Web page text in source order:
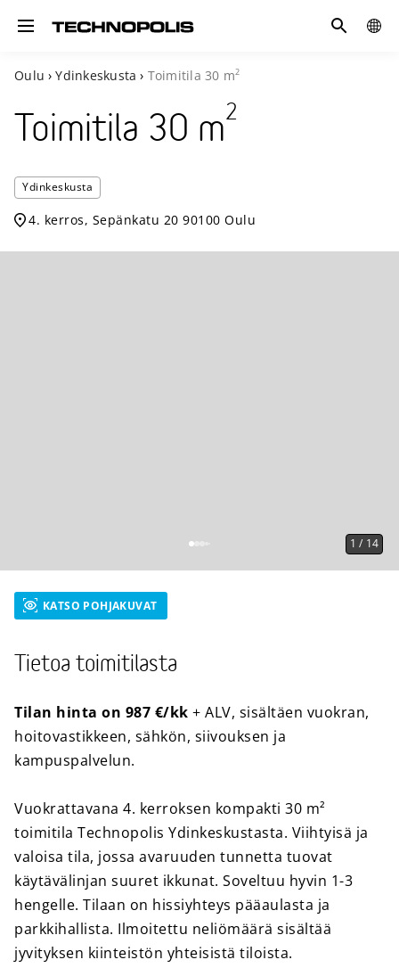
Toggle navigation
Hae
Oulu › Ydinkeskusta › Toimitila 30 m2
Toimitila 30 m2
Ydinkeskusta
4. kerros, Sepänkatu 20 90100 Oulu
1 / 14
KATSO POHJAKUVAT
Tietoa toimitilasta
Tilan hinta on 987 €/kk + ALV, sisältäen vuokran,
hoitovastikkeen, sähkön, siivouksen ja
kampuspalvelun.
Vuokrattavana 4. kerroksen kompakti 30 m²
toimitila Technopolis Ydinkeskustasta. Viihtyisä ja
valoisa tila, jossa avaruuden tunnetta tuovat
käytävälinjan suuret ikkunat. Soveltuu hyvin 1-3
hengelle. Tilaan on hissiyhteys pääaulasta ja
parkkihallista. Ilmoitettu neliömäärä sisältää
jyvityksen kiinteistön yhteisistä tiloista.